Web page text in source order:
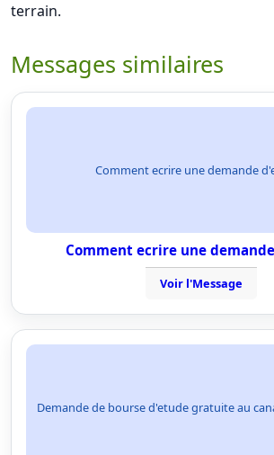
terrain.
Messages similaires
Comment ecrire une demande
Comment ecrire une
Voir l'Message
Demande de bourse d'etude gratuite au